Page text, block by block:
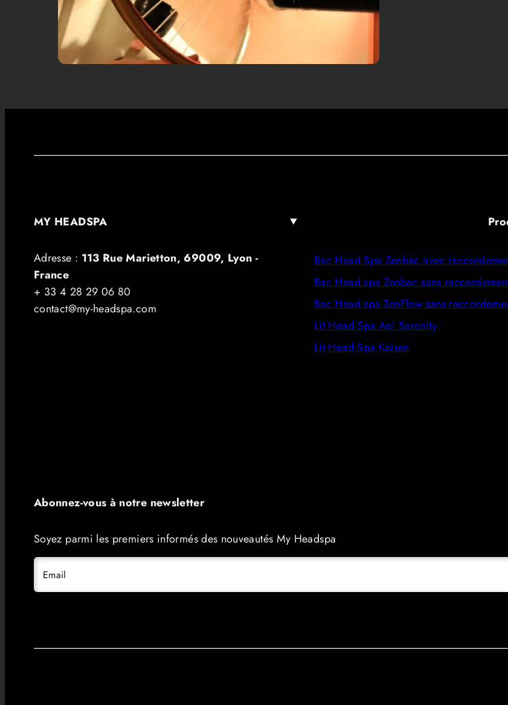
MY HEADSPA
Adresse : 113 Rue Marietton, 69009, Lyon -
France
+ 33 4 28 29 06 80
contact@my-headspa.com
Bac Head Spa Zenbac avec
Bac Head spa Zenbac sans
Bac Head spa ZenFlow sans
Lit Head Spa Aoi Serenity
Lit Head Spa Kaisen
Abonnez-vous à notre newsletter
Soyez parmi les premiers informés des nouveautés My Headspa
Email